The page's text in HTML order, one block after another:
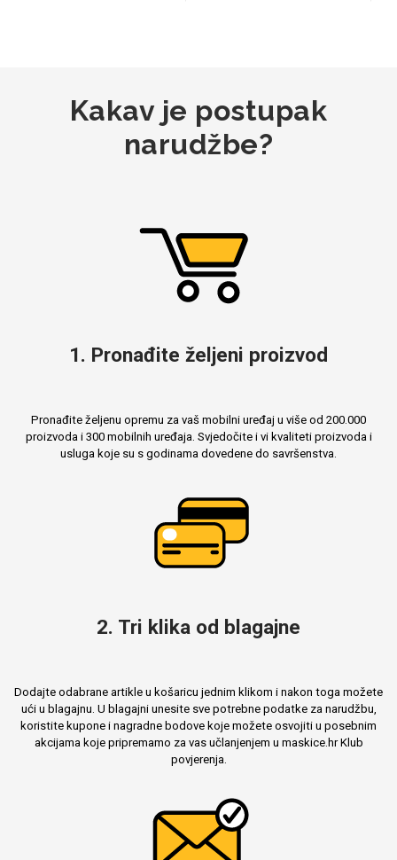
Kakav je postupak
narudžbe?
1. Pronađite željeni proizvod
Pronađite željenu opremu za vaš mobilni uređaj u više od 200.000
proizvoda i 300 mobilnih uređaja. Svjedočite i vi kvaliteti proizvoda i
usluga koje su s godinama dovedene do savršenstva.
2. Tri klika od blagajne
Dodajte odabrane artikle u košaricu jednim klikom i nakon toga možete
ući u blagajnu. U blagajni unesite sve potrebne podatke za narudžbu,
koristite kupone i nagradne bodove koje možete osvojiti u posebnim
akcijama koje pripremamo za vas učlanjenjem u maskice.hr Klub
povjerenja.